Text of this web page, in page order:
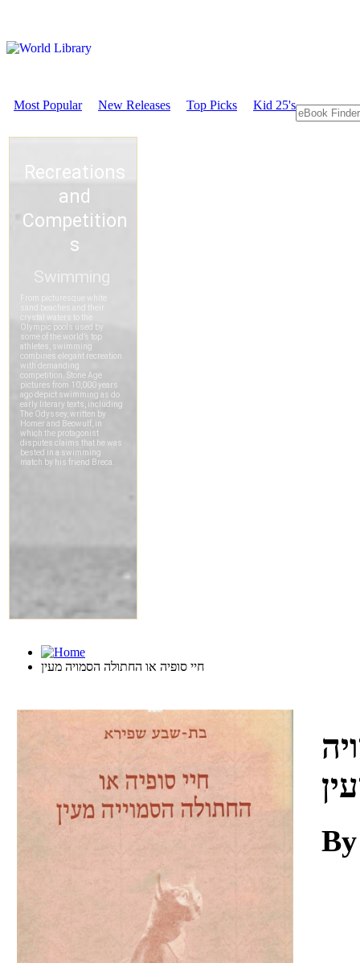
Most Popular New Releases Top Picks Kid 25's
חיי סופיה או החתולה הסמויה מעין